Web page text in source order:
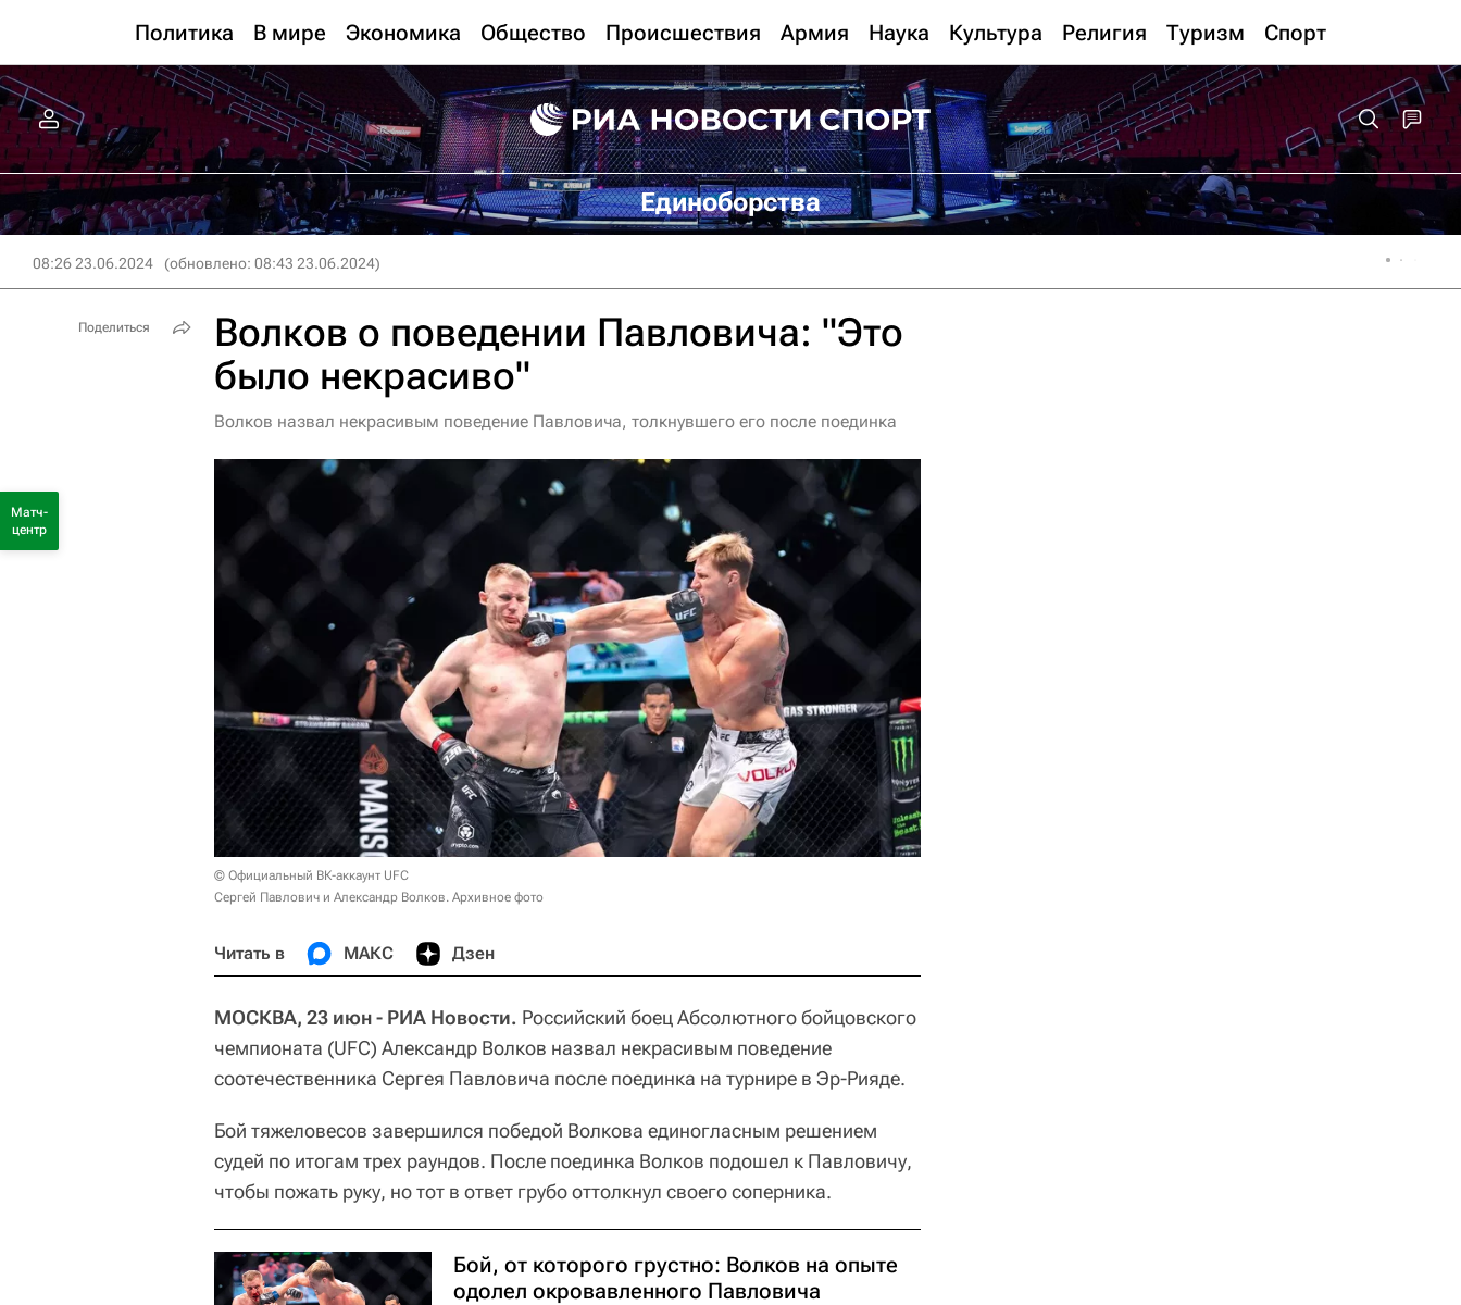
Политика В мире Экономика Общество Происшествия Армия Наука Культура Религия Туризм Спорт
Единоборства
08:26 23.06.2024 (обновлено: 08:43 23.06.2024)
Волков о поведении Павловича: "Это
было некрасиво"
Волков назвал некрасивым поведение Павловича, толкнувшего его после поединка
© Официальный ВК-аккаунт UFC
Сергей Павлович и Александр Волков. Архивное фото
Читать в МАКС Дзен
МОСКВА, 23 июн - РИА Новости. Российский боец Абсолютного бойцовского
чемпионата (UFC) Александр Волков назвал некрасивым поведение
соотечественника Сергея Павловича после поединка на турнире в Эр-Рияде.
Бой тяжеловесов завершился победой Волкова единогласным решением
судей по итогам трех раундов. После поединка Волков подошел к Павловичу,
чтобы пожать руку, но тот в ответ грубо оттолкнул своего соперника.
Бой, от которого грустно: Волков на опыте
одолел окровавленного Павловича
Поделиться
Матч-
центр